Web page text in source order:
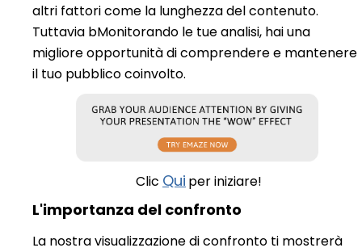
altri fattori come la lunghezza del contenuto.
Tuttavia bMonitorando le tue analisi, hai una
migliore opportunità di comprendere e mantenere
il tuo pubblico coinvolto.
Clic Qui per iniziare!
L'importanza del confronto
La nostra visualizzazione di confronto ti mostrerà